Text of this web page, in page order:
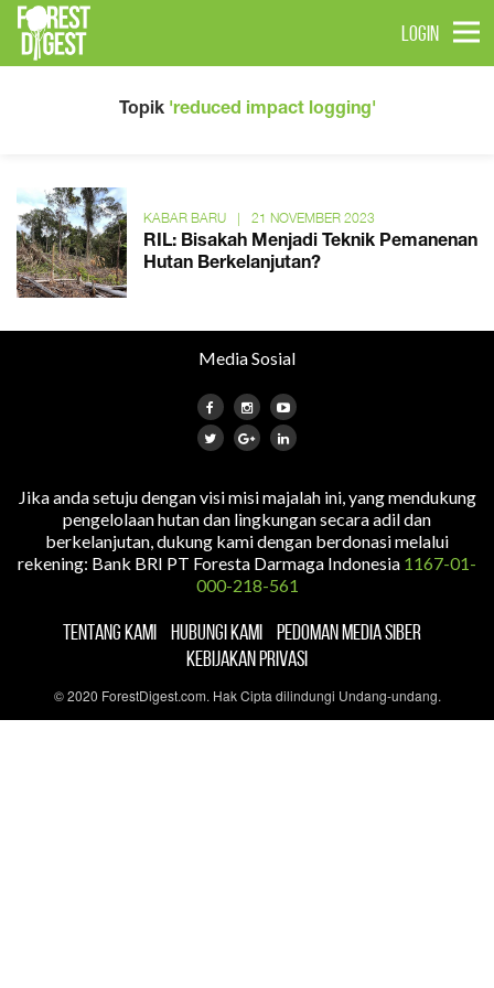
LOGIN
Topik 'reduced impact logging'
KABAR BARU | 21 NOVEMBER 2023
RIL: Bisakah Menjadi Teknik Pemanenan
Hutan Berkelanjutan?
Media Sosial
Jika anda setuju dengan visi misi majalah ini, yang mendukung
pengelolaan hutan dan lingkungan secara adil dan
berkelanjutan, dukung kami dengan berdonasi melalui
rekening: Bank BRI PT Foresta Darmaga Indonesia 1167-01-
000-218-561
TENTANG KAMI HUBUNGI KAMI
PEDOMAN MEDIA SIBER
KEBIJAKAN PRIVASI
© 2020 ForestDigest.com. Hak Cipta dilindungi Undang-undang.